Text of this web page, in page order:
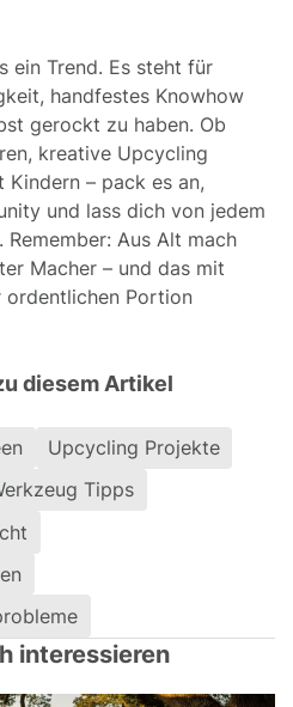
ein Trend. Es steht für
handfestes Knowhow
gerockt zu haben. Ob
kreative Upcycling
– pack es an,
und lass dich von jedem
Aus Alt mach
Macher – und das mit
ordentlichen Portion
diesem Artikel
Upcycling Projekte
Tipps
interessieren